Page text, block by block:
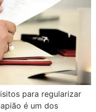
para regularizar
é um dos